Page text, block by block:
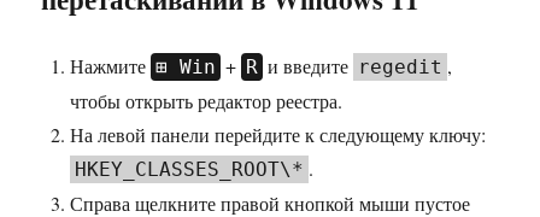
Нажмите Win + R и введите regedit ,
чтобы открыть редактор реестра.
На левой панели перейдите к следующему ключу:
HKEY_CLASSES_ROOT\* .
Справа щелкните правой кнопкой мыши пустое